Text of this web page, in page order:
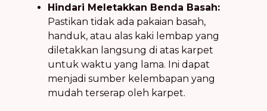
Hindari Meletakkan Benda Basah:
Pastikan tidak ada pakaian basah,
handuk, atau alas kaki lembap yang
diletakkan langsung di atas karpet
untuk waktu yang lama. Ini dapat
menjadi sumber kelembapan yang
mudah terserap oleh karpet.